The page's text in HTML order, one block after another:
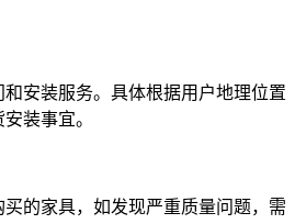
安装服务。具体根据用户地理位置
装事宜。
的家具，如发现严重质量问题，需